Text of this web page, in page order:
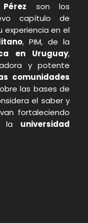
son los
capítulo de
experiencia en el
, PIM, de la
en Uruguay,
y potente
comunidades
las bases de
el saber y
fortaleciendo
la universidad